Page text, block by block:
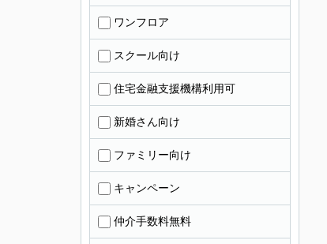
ワンフロア
スクール向け
住宅金融支援機構利用可
新婚さん向け
ファミリー向け
キャンペーン
仲介手数料無料